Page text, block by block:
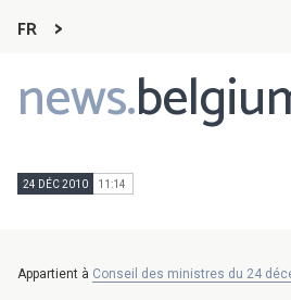
FR
news.
Main
navigation
24 DÉC 2010 11:14
Appartient à Conseil des ministres du 24